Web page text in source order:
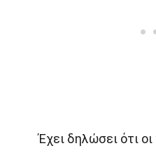
Έχει δηλώσει ότι